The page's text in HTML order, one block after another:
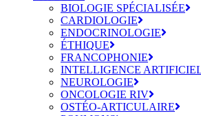
BIOLOGIE SPÉCIALISÉE
CARDIOLOGIE
ENDOCRINOLOGIE
ÉTHIQUE
FRANCOPHONIE
INTELLIGENCE
NEUROLOGIE
ONCOLOGIE RIV
OSTÉO-ARTICULAIRE